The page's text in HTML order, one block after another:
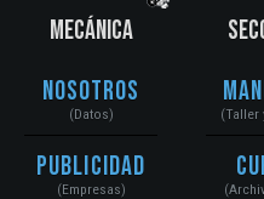
MECÁNICA
Nosotros
(Datos)
Publicidad
(Empresas)
(Taller